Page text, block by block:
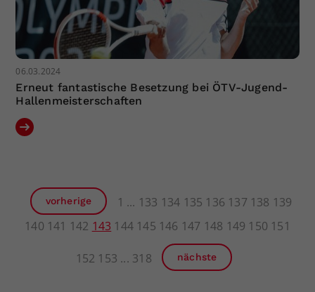
06.03.2024
Erneut fantastische Besetzung bei ÖTV-Jugend-
Hallenmeisterschaften
vorherige 1 133 134 135 136 137 138 139
140 141 142 143 144 145 146 147 148 149 150 151
152 153 318 nächste